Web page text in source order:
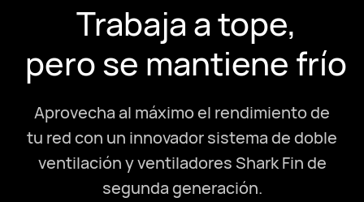
Trabaja a tope,
pero se mantiene frío
Aprovecha al máximo el rendimiento de
tu red con un innovador sistema de doble
ventilación y ventiladores Shark Fin de
segunda generación.